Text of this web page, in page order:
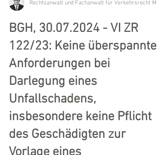
BGH, 30.07.2024 - VI ZR
122/23: Keine überspannten
Anforderungen bei
Darlegung eines
Unfallschadens,
insbesondere keine Pflicht